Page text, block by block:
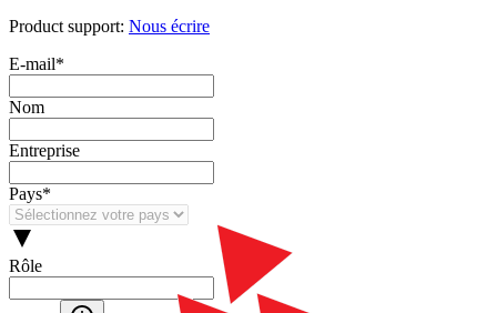
Product support: Nous écrire
E‑mail*
Nom
Entreprise
Pays*
Rôle